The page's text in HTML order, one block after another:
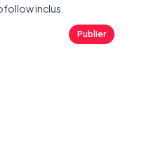
inclus.
Publier